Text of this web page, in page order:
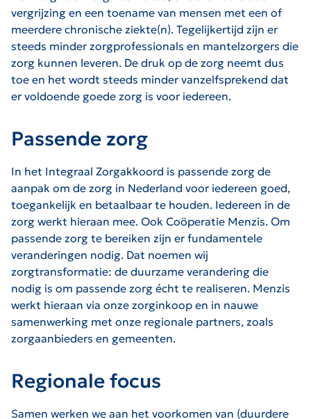
vergrijzing en een toename van mensen met een of
meerdere chronische ziekte(n). Tegelijkertijd zijn er
steeds minder zorgprofessionals en mantelzorgers die
zorg kunnen leveren. De druk op de zorg neemt dus
toe en het wordt steeds minder vanzelfsprekend dat
er voldoende goede zorg is voor iedereen.
Passende zorg
In het Integraal Zorgakkoord is passende zorg de
aanpak om de zorg in Nederland voor iedereen goed,
toegankelijk en betaalbaar te houden. Iedereen in de
zorg werkt hieraan mee. Ook Coöperatie Menzis. Om
passende zorg te bereiken zijn er fundamentele
veranderingen nodig. Dat noemen wij
zorgtransformatie: de duurzame verandering die
nodig is om passende zorg écht te realiseren. Menzis
werkt hieraan via onze zorginkoop en in nauwe
samenwerking met onze regionale partners, zoals
zorgaanbieders en gemeenten.
Regionale focus
Samen werken we aan het voorkomen van (duurdere